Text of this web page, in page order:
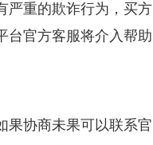
严重的欺诈行为，买方
台官方客服将介入帮助
果协商未果可以联系官